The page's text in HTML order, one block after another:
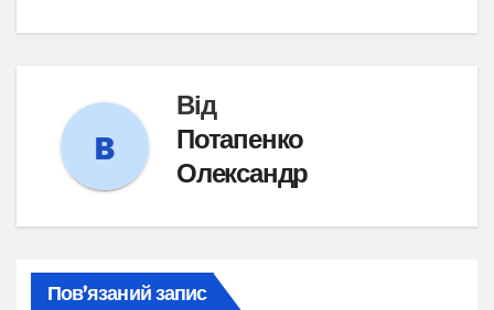
Від
Потапенко
Олександр
Пов’язаний запис